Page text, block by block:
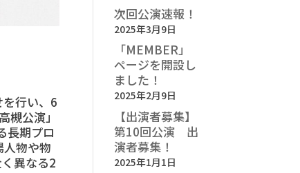
行い、6
公演」
長期プロ
物や物
異なる2
次回公演速報！
2025年3月9日
「MEMBER」
ページを開設し
ました！
2025年2月9日
【出演者募集】
第10回公演 出
演者募集！
2025年1月1日